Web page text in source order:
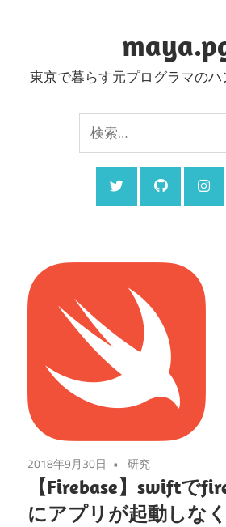
ン
東京で暮らす元プログラマのハ
索:
2018年9月30日 研究
【Firebase】swiftで
にアプリが起動しな